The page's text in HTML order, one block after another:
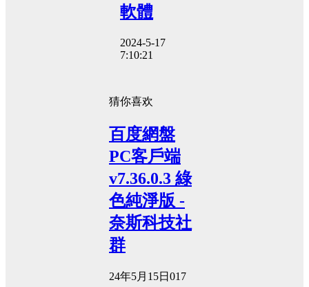
軟體
2024-5-17
7:10:21
猜你喜欢
百度網盤
PC客戶端
v7.36.0.3 綠
色純淨版 -
奈斯科技社
群
24年5月15日 017